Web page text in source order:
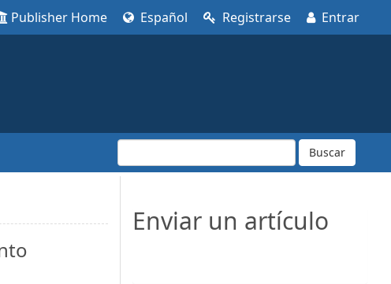
Publisher Home Español Registrarse Entrar
Buscar
Enviar un artículo